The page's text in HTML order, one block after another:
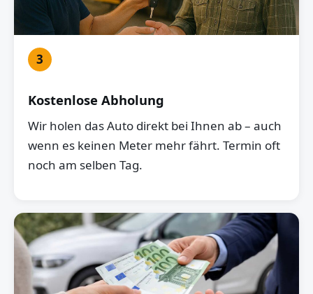
3
Kostenlose Abholung
Wir holen das Auto direkt bei Ihnen ab – auch
wenn es keinen Meter mehr fährt. Termin oft
noch am selben Tag.